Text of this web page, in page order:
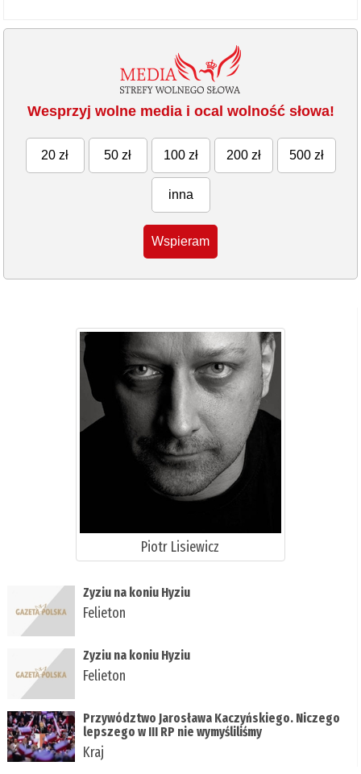
Wesprzyj wolne media i ocal wolność słowa!
20 zł 50 zł 100 zł 200 zł 500 zł
inna
Wspieram
Piotr Lisiewicz
Zyziu na koniu Hyziu
Felieton
Zyziu na koniu Hyziu
Felieton
Przywództwo Jarosława Kaczyńskiego. Niczego
lepszego w III RP nie wymyśliliśmy
Kraj